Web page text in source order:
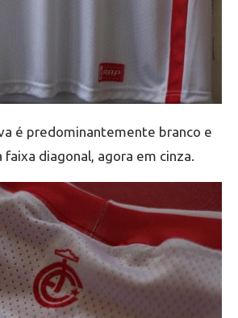
é predominantemente branco e
diagonal, agora em cinza.